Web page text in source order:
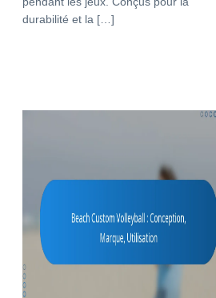
durabilité et la […]